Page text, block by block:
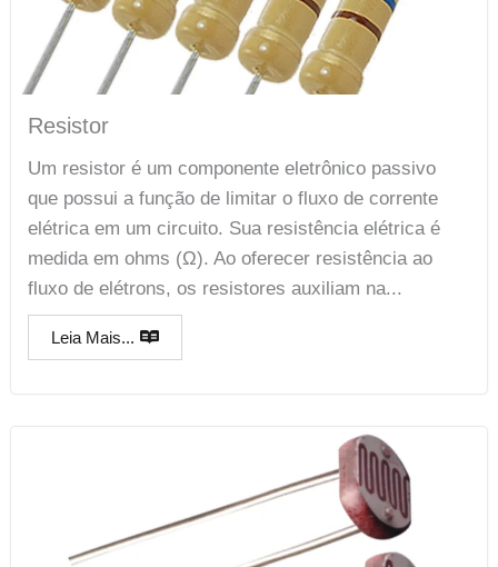
Resistor
Um resistor é um componente eletrônico passivo
que possui a função de limitar o fluxo de corrente
elétrica em um circuito. Sua resistência elétrica é
medida em ohms (Ω). Ao oferecer resistência ao
fluxo de elétrons, os resistores auxiliam na...
Leia Mais...